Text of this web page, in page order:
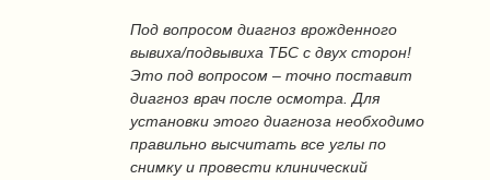
Под вопросом диагноз врожденного
вывиха/подвывиха ТБС с двух сторон!
Это под вопросом – точно поставит
диагноз врач после осмотра. Для
установки этого диагноза необходимо
правильно высчитать все углы по
снимку и провести клинический